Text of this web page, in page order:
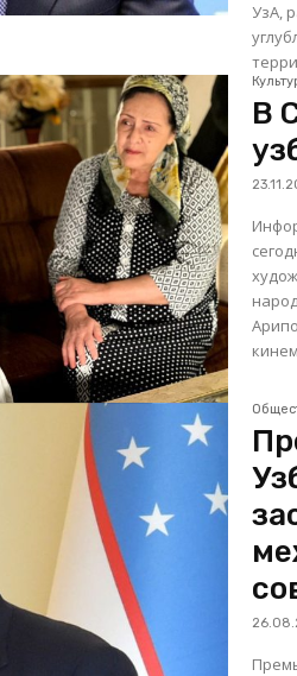
УзА,
В
Арипову. Данная лента